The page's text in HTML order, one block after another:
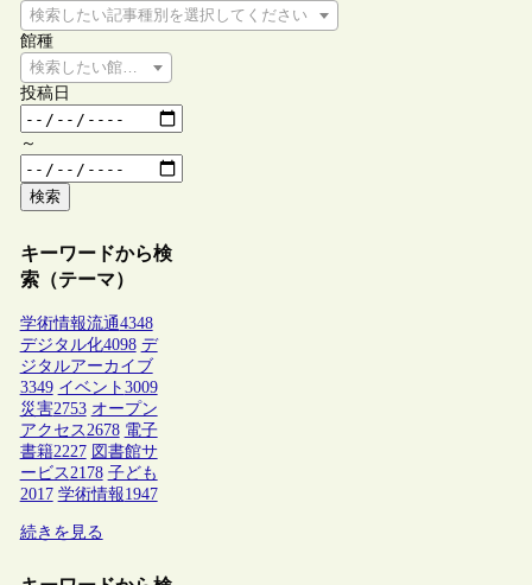
検索したい記事種別を選択してください
館種
検索したい館種を選択してください
投稿日
～
検索
キーワードから検
索（テーマ）
学術情報流通4348
デジタル化4098 デ
ジタルアーカイブ
3349 イベント 3009
災害2753 オープン
アクセス 2678 電子
書籍2227 図書館サ
ービス 2178 子ども
2017 学術情報1947
続きを見る